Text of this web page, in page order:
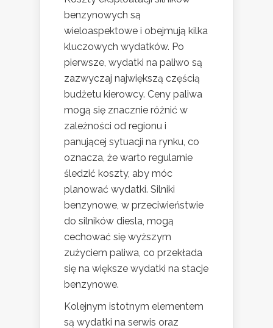
benzynowych są
wieloaspektowe i obejmują kilka
kluczowych wydatków. Po
pierwsze, wydatki na paliwo są
zazwyczaj największą częścią
budżetu kierowcy. Ceny paliwa
mogą się znacznie różnić w
zależności od regionu i
panującej sytuacji na rynku, co
oznacza, że warto regularnie
śledzić koszty, aby móc
planować wydatki. Silniki
benzynowe, w przeciwieństwie
do silników diesla, mogą
cechować się wyższym
zużyciem paliwa, co przekłada
się na większe wydatki na stacje
benzynowe.
Kolejnym istotnym elementem
są wydatki na serwis oraz